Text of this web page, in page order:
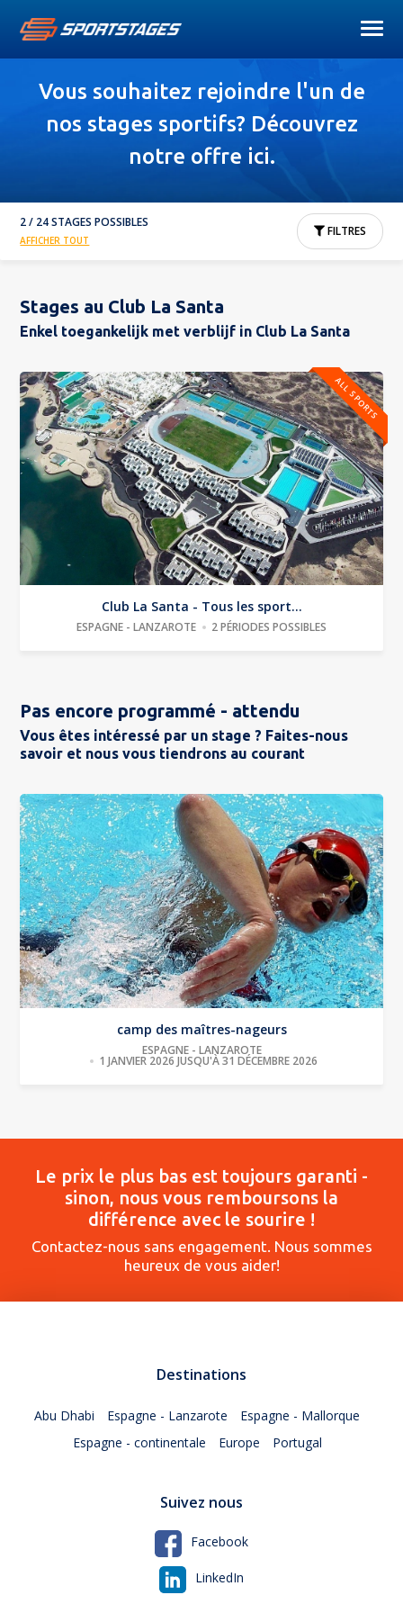
Vous souhaitez rejoindre l'un de
nos stages sportifs? Découvrez
notre offre ici.
2 / 24 STAGES POSSIBLES
AFFICHER TOUT
FILTRES
Stages au Club La Santa
Enkel toegankelijk met verblijf in Club La Santa
ALL SPORTS
Club La Santa - Tous les sport...
ESPAGNE - LANZAROTE 2 PÉRIODES POSSIBLES
Pas encore programmé - attendu
Vous êtes intéressé par un stage ? Faites-nous
savoir et nous vous tiendrons au courant
camp des maîtres-nageurs
ESPAGNE - LANZAROTE
1 JANVIER 2026 JUSQU'À 31 DÉCEMBRE 2026
Le prix le plus bas est toujours garanti -
sinon, nous vous remboursons la
différence avec le sourire !
Contactez-nous sans engagement. Nous sommes
heureux de vous aider!
Destinations
Abu Dhabi Espagne - Lanzarote
Espagne - Mallorque
Espagne - continentale
Europe Portugal
Suivez nous
Facebook
LinkedIn